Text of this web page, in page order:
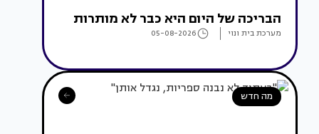
הבריכה של היום היא כבר לא מותרות
מערכת בית ונוי 05-08-2026
מה חדש